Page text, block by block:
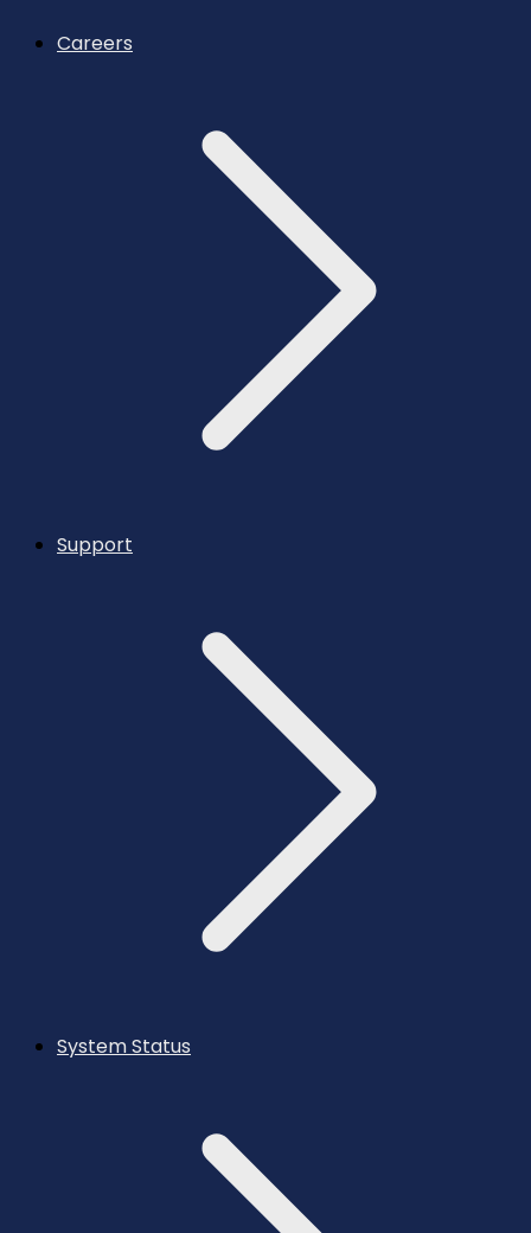
Careers
Support
System Status